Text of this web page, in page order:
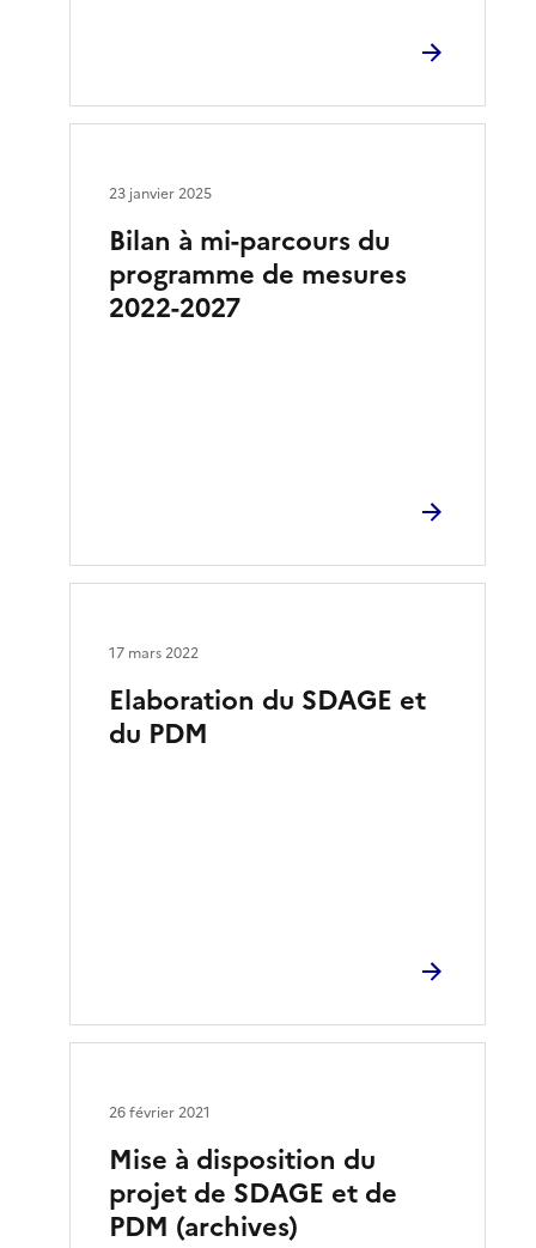
Bilan à mi-parcours du
programme de mesures
2022-2027
23 janvier 2025
Elaboration du SDAGE et
du PDM
17 mars 2022
Mise à disposition du
projet de SDAGE et de
PDM (archives)
26 février 2021